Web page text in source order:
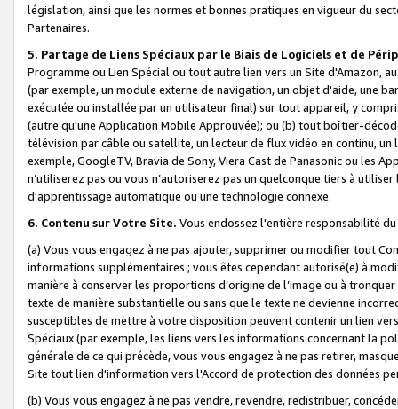
législation, ainsi que les normes et bonnes pratiques en vigueur du
Partenaires.
5. Partage de Liens Spéciaux par le Biais de Logiciels et de
Programme ou Lien Spécial ou tout autre lien vers un Site d'Amazon,
(par exemple, un module externe de navigation, un objet d'aide, une
exécutée ou installée par un utilisateur final) sur tout appareil, y
(autre qu'une Application Mobile Approuvée); ou (b) tout boîtier-
télévision par câble ou satellite, un lecteur de flux vidéo en continu,
exemple, GoogleTV, Bravia de Sony, Viera Cast de Panasonic ou les
n’utiliserez pas ou vous n’autoriserez pas un quelconque tiers à
d'apprentissage automatique ou une technologie connexe.
6. Contenu sur Votre Site. Vous endossez l'entière responsabilité
(a) Vous vous engagez à ne pas ajouter, supprimer ou modifier tout
informations supplémentaires ; vous êtes cependant autorisé(e) à
manière à conserver les proportions d’origine de l’image ou à
texte de manière substantielle ou sans que le texte ne devienne
susceptibles de mettre à votre disposition peuvent contenir un lien
Spéciaux (par exemple, les liens vers les informations concernant la
générale de ce qui précède, vous vous engagez à ne pas retirer,
Site tout lien d'information vers l'Accord de protection des données
(b) Vous vous engagez à ne pas vendre, revendre, redistribuer,